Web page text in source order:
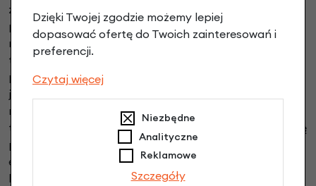
zmniejszenie emisji gazów cieplarnianych, np. poprzez
produkcję ram z recyklingu lub wdrożenie
nowoczesnych technologii malowania. Batavus dba
także o minimalizację odpadów powstałych podczas
produkcji. A także o wykorzystanie w procesie produkcji
jak najmniejszej ilości wody i energii. Firma stara się
również zminimalizować emisję CO2 związane z
transportem swoich produktów, poprzez optymalizację
procesów logistycznych i korzystanie z bardziej
ekologicznych form transportu, takich jak transport
kolejowy. W ostatnich latach marka coraz częściej
Dzięki Twojej zgodzie możemy lepiej
dopasować ofertę do Twoich zainteresowań i
preferencji.
Czytaj więcej
Niezbędne
Analityczne
Reklamowe
Szczegóły